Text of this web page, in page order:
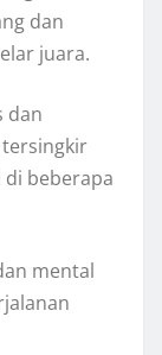
dan
juara.
dan
tersingkir
beberapa
mental